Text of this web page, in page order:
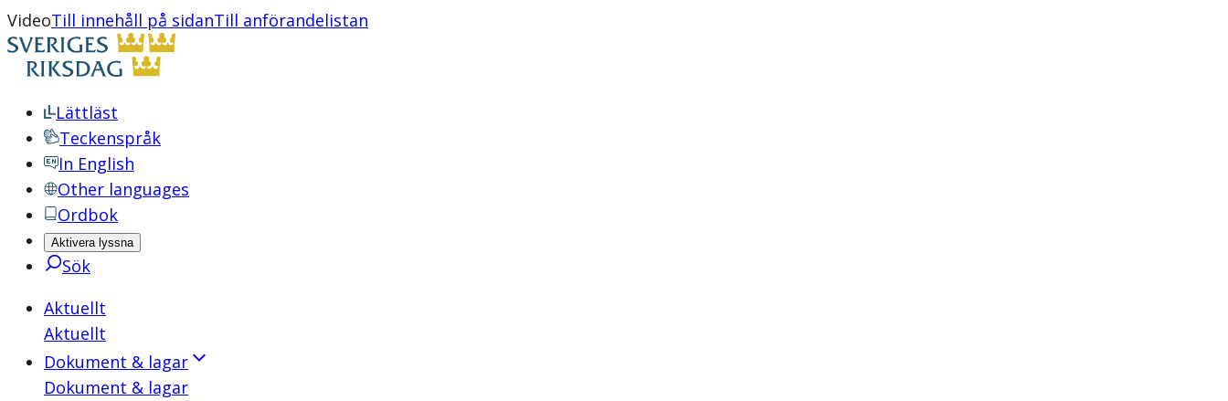
VideoTill innehåll på sidanTill anförandelistan
Lättläst
Teckenspråk
In English
Other languages
Ordbok
Aktivera lyssna
Sök
Aktuellt
Aktuellt
Dokument & lagar
Dokument & lagar